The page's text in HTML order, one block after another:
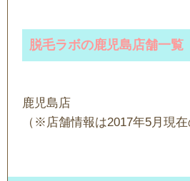
脱毛ラボの鹿児島店舗一覧
鹿児島店
（※店舗情報は2017年5月現在